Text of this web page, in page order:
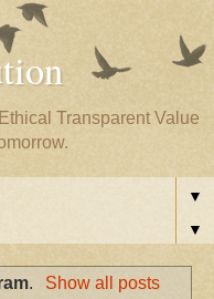
Transparent Value
▼
▼
. Show all posts